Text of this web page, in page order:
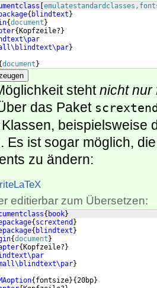
{ blindtext }
{document }
{ Kopfzeile? }
}
document }
stehtnicht nur
das Paket
beispielsweise
Es ist sogar möglich,
zu ändern:
editierbar zum Übersetzen:
{ book}
{ scrextend }
{ blindtext }
{document }
{ Kopfzeile? }
}
{ fontsize}{20bp}